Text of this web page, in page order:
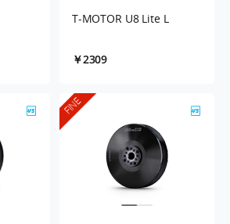
T-MOTOR U8 Lite L
￥2309
FINE